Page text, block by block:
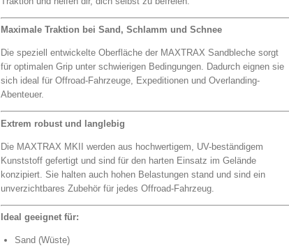
Maximale Traktion bei Sand, Schlamm und Schnee
Die speziell entwickelte Oberfläche der MAXTRAX Sandbleche sorgt
für optimalen Grip unter schwierigen Bedingungen. Dadurch eignen sie
sich ideal für Offroad-Fahrzeuge, Expeditionen und Overlanding-
Abenteuer.
Extrem robust und langlebig
Die MAXTRAX MKII werden aus hochwertigem, UV-beständigem
Kunststoff gefertigt und sind für den harten Einsatz im Gelände
konzipiert. Sie halten auch hohen Belastungen stand und sind ein
unverzichtbares Zubehör für jedes Offroad-Fahrzeug.
Ideal geeignet für:
Sand (Wüste)